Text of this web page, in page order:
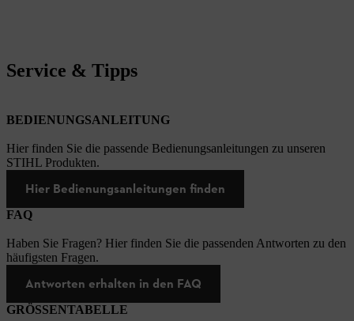
Service & Tipps
BEDIENUNGSANLEITUNG
Hier finden Sie die passende Bedienungsanleitungen zu unseren
STIHL Produkten.
Hier Bedienungsanleitungen finden
FAQ
Haben Sie Fragen? Hier finden Sie die passenden Antworten zu den
häufigsten Fragen.
Antworten erhalten in den FAQ
GRÖSSENTABELLE